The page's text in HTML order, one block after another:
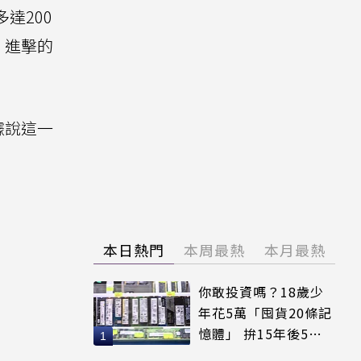
達200
擊的
這一
本日熱門 本周最熱 本月最熱
你敢投資嗎？18歲少
年花5萬「囤貨20條記
憶體」 拚15年後5倍